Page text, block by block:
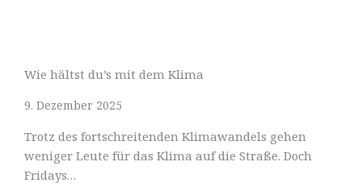
Wie hältst du’s mit dem Klima
9. Dezember 2025
Trotz des fortschreitenden Klimawandels gehen
weniger Leute für das Klima auf die Straße. Doch
Fridays…